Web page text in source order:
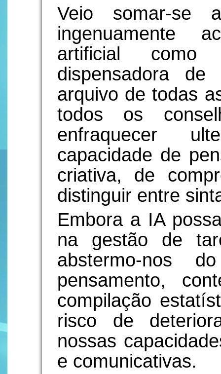
Veio somar-se
ingenuamente
artificial como
dispensadora
arquivo de todas
todos os
enfraquecer
capacidade de
criativa, de
distinguir entre
Embora a IA
na gestão de
abstermo-nos
pensamento,
compilação
risco de
nossas
e comunicativas.